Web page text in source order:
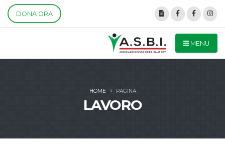
DONA ORA
MENU
LAVORO
HOME PAGINA